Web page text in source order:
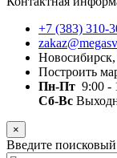
+7 (383) 310-
Построить
Пн-Пт 9:00 -
Сб-Вс
×
Введите поисковый